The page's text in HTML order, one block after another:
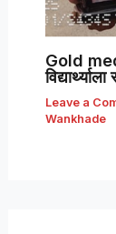
Gold
Leave a
Wankhade